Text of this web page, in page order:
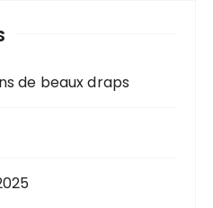
de beaux draps